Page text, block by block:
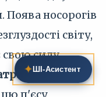
Поява носорогів
світу,
свою силу.
✦ ШІ‑Асистент